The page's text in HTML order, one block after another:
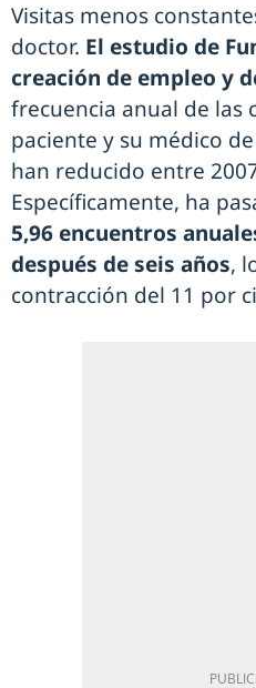
Visitas menos
doctor. El estudio de
creación de empleo y
frecuencia anual de las
paciente y su médico de
han reducido entre
Específicamente, ha
5,96 encuentros
después de seis años,
contracción del 11 por